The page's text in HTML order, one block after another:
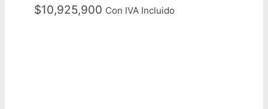
$10,925,900 Con IVA Incluido